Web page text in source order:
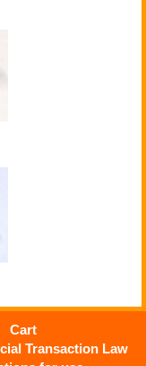
Cart
Transaction Law